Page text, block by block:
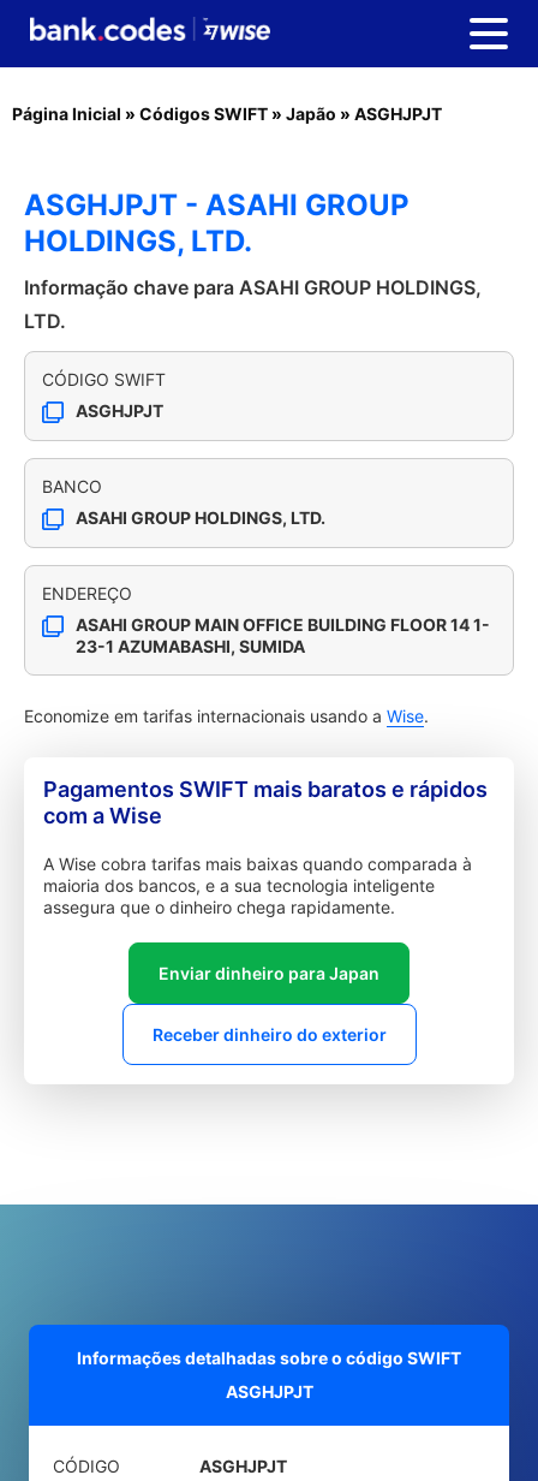
Página Inicial » Códigos SWIFT » Japão » ASGHJPJT
ASGHJPJT - ASAHI GROUP
HOLDINGS, LTD.
Informação chave para ASAHI GROUP HOLDINGS,
LTD.
CÓDIGO SWIFT
ASGHJPJT
BANCO
ASAHI GROUP HOLDINGS, LTD.
ENDEREÇO
ASAHI GROUP MAIN OFFICE BUILDING FLOOR 14 1-
23-1 AZUMABASHI, SUMIDA
Economize em tarifas internacionais usando a Wise.
Pagamentos SWIFT mais baratos e rápidos
com a Wise
A Wise cobra tarifas mais baixas quando comparada à
maioria dos bancos, e a sua tecnologia inteligente
assegura que o dinheiro chega rapidamente.
Enviar dinheiro para Japan
Receber dinheiro do exterior
Informações detalhadas sobre o código SWIFT
ASGHJPJT
CÓDIGO
ASGHJPJT